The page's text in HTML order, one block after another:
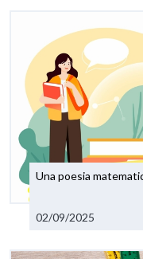
Una poesia
02/09/2025